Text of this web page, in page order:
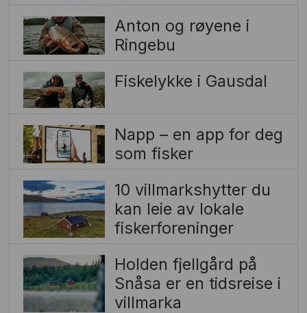
Anton og røyene i
Ringebu
Fiskelykke i Gausdal
Napp – en app for deg
som fisker
10 villmarkshytter du
kan leie av lokale
fiskerforeninger
Holden fjellgård på
Snåsa er en tidsreise i
villmarka